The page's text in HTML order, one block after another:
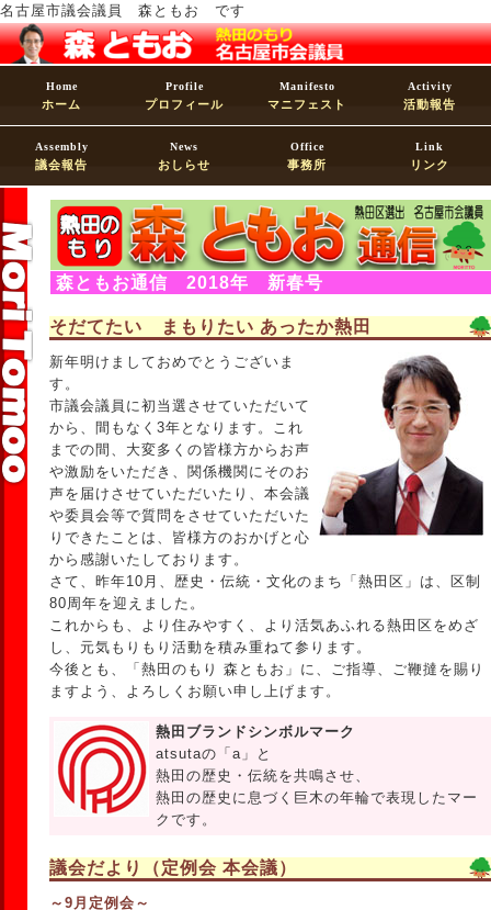
名古屋市議会議員 森ともお です
Home
ホーム
Profile
プロフィール
Manifesto
マニフェスト
Activity
活動報告
Assembly
議会報告
News
おしらせ
Office
事務所
Link
リンク
森ともお通信 2018年 新春号
そだてたい まもりたい あったか熱田
新年明けましておめでとうございま
す。
市議会議員に初当選させていただいて
から、間もなく3年となります。これ
までの間、大変多くの皆様方からお声
や激励をいただき、関係機関にそのお
声を届けさせていただいたり、本会議
や委員会等で質問をさせていただいた
りできたことは、皆様方のおかげと心
から感謝いたしております。
さて、昨年10月、歴史・伝統・文化のまち「熱田区」は、区制
80周年を迎えました。
これからも、より住みやすく、より活気あふれる熱田区をめざ
し、元気もりもり活動を積み重ねて参ります。
今後とも、「熱田のもり 森ともお」に、ご指導、ご鞭撻を賜り
ますよう、よろしくお願い申し上げます。
熱田ブランドシンボルマーク
atsutaの「a」と
熱田の歴史・伝統を共鳴させ、
熱田の歴史に息づく巨木の年輪で表現したマー
クです。
議会だより（定例会 本会議）
～9月定例会～